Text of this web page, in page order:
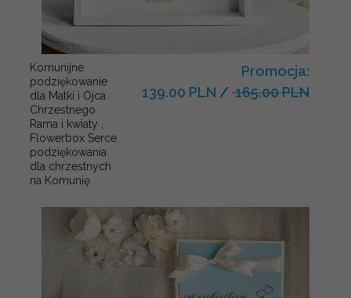
Komunijne
podziękowanie
dla Matki i Ojca
Chrzestnego
Rama i kwiaty ,
Flowerbox Serce
podziękowania
dla chrzestnych
na Komunię
Promocja:
139.00 PLN / 165.00 PLN